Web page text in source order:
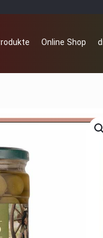
Online Shop